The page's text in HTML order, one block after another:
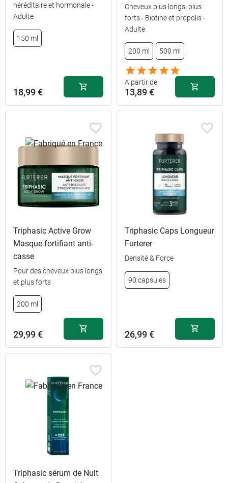
héréditaire et hormonale -
Adulte
150 ml
18,99 €
Cheveux plus longs, plus
forts - Biotine et propolis -
Adulte
200 ml 500 ml
A partir de
13,89 €
21,49 €
Triphasic Active Grow
Masque fortifiant anti-
casse
Pour des cheveux plus longs
et plus forts
200 ml
29,99 €
Triphasic Caps Longueur
Furterer
Densité & Force
90 capsules
26,99 €
Triphasic sérum de Nuit